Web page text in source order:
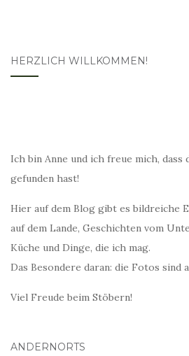
HERZLICH WILLKOMMEN!
Ich bin Anne und ich freue mich,
gefunden hast!
Hier auf dem Blog gibt es bildreiche
auf dem Lande, Geschichten vom
Küche und Dinge, die ich mag.
Das Besondere daran: die Fotos sind
Viel Freude beim Stöbern!
ANDERNORTS